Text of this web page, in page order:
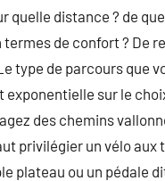
quelle distance ? de
de confort ? De
type de parcours que
exponentielle sur le
des chemins
privilégier un vélo aux
plateau ou un pédale